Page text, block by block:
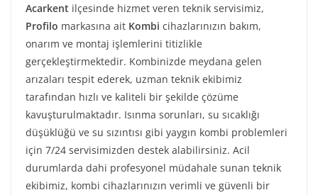
Acarkent ilçesinde hizmet veren teknik servisimiz,
Profilo markasına ait Kombi cihazlarınızın bakım,
onarım ve montaj işlemlerini titizlikle
gerçekleştirmektedir. Kombinizde meydana gelen
arızaları tespit ederek, uzman teknik ekibimiz
tarafından hızlı ve kaliteli bir şekilde çözüme
kavuşturulmaktadır. Isınma sorunları, su sıcaklığı
düşüklüğü ve su sızıntısı gibi yaygın kombi problemleri
için 7/24 servisimizden destek alabilirsiniz. Acil
durumlarda dahi profesyonel müdahale sunan teknik
ekibimiz, kombi cihazlarınızın verimli ve güvenli bir